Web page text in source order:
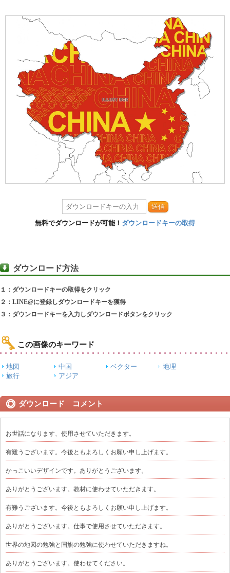
送信
無料でダウンロードが可能！ ダウンロードキーの取得
ダウンロード方法
１：ダウンロードキーの取得をクリック
２：LINE@に登録しダウンロードキーを獲得
３：ダウンロードキーを入力しダウンロードボタンをクリック
この画像のキーワード
地図 中国 ベクター
地理
旅行
アジア
ダウンロード コメント
お世話になります、使用させていただきます。
有難うございます。今後ともよろしくお願い申し上げます。
かっこいいデザインです。ありがとうございます。
ありがとうございます。教材に使わせていただきます。
有難うございます。今後ともよろしくお願い申し上げます。
ありがとうございます。仕事で使用させていただきます。
世界の地図の勉強と国旗の勉強に使わせていただきますね。
ありがとうございます。使わせてください。